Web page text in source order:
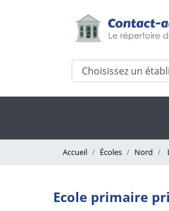
Accueil Écoles Nord
Ecole primaire